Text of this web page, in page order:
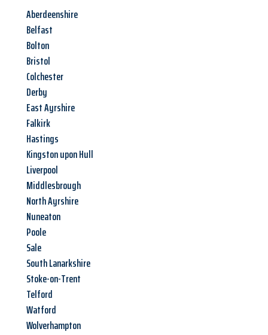
Aberdeenshire
Belfast
Bolton
Bristol
Colchester
Derby
East Ayrshire
Falkirk
Hastings
Kingston upon Hull
Liverpool
Middlesbrough
North Ayrshire
Nuneaton
Poole
Sale
South Lanarkshire
Stoke-on-Trent
Telford
Watford
Wolverhampton